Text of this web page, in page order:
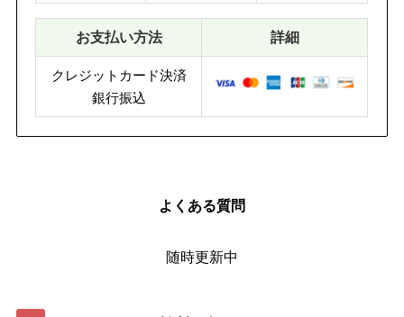
お支払い方法 詳細
クレジットカード決済
銀行振込
よくある質問
随時更新中